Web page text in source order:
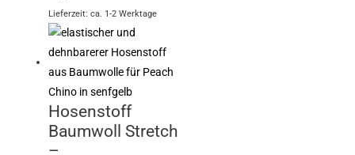
Lieferzeit: ca. 1-2 Werktage
Hosenstoff
Baumwoll Stretch
–